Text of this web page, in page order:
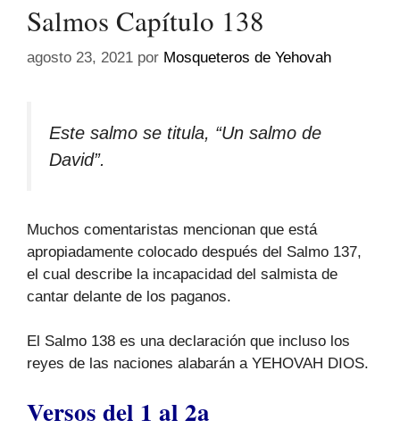
Salmos Capítulo 138
agosto 23, 2021 por Mosqueteros de Yehovah
Este salmo se titula, “Un salmo de
David”.
Muchos comentaristas mencionan que está
apropiadamente colocado después del Salmo 137,
el cual describe la incapacidad del salmista de
cantar delante de los paganos.
El Salmo 138 es una declaración que incluso los
reyes de las naciones alabarán a YEHOVAH DIOS.
Versos del 1 al 2a